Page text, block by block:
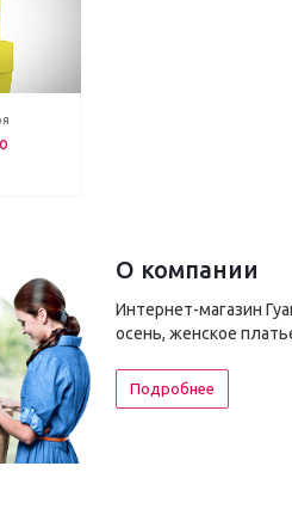
О компании
Интернет-магазин
осень, женское
Подробнее